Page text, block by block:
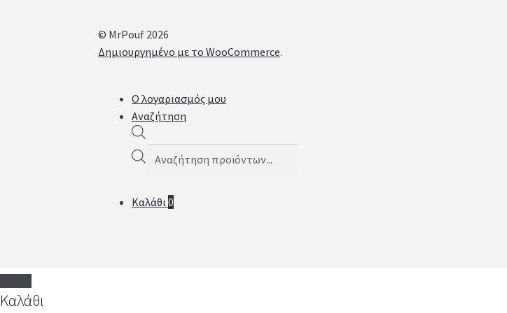
© MrPouf 2026
Δημιουργημένο με το WooCommerce.
Ο λογαριασμός μου
Αναζήτηση
Products
search
Καλάθι0
Καλάθι